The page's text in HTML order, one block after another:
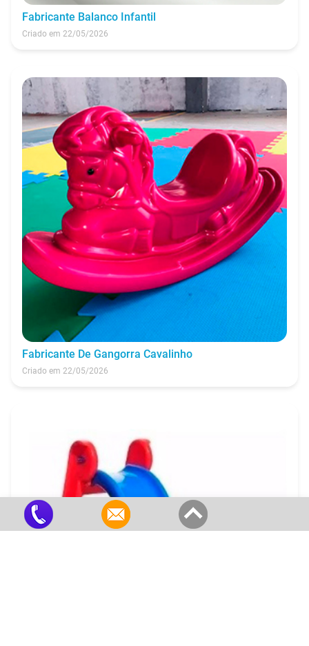
Fabricante Balanco Infantil
Criado em 22/05/2026
Fabricante De Gangorra Cavalinho
Criado em 22/05/2026